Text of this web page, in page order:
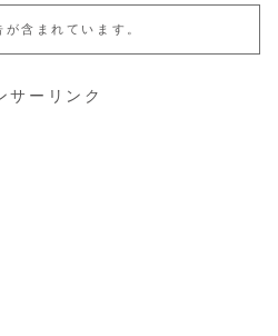
含まれています。
サーリンク